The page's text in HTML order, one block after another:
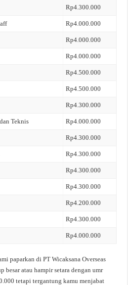
Rp4.300.000
Rp4.000.000
Rp4.000.000
Rp4.000.000
Rp4.500.000
Rp4.500.000
Rp4.300.000
Teknis Rp4.000.000
Rp4.300.000
Rp4.300.000
Rp4.300.000
Rp4.300.000
Rp4.200.000
Rp4.300.000
Rp4.000.000
paparkan di PT Wicaksana Overseas
besar atau hampir setara dengan umr
tetapi tergantung kamu menjabat